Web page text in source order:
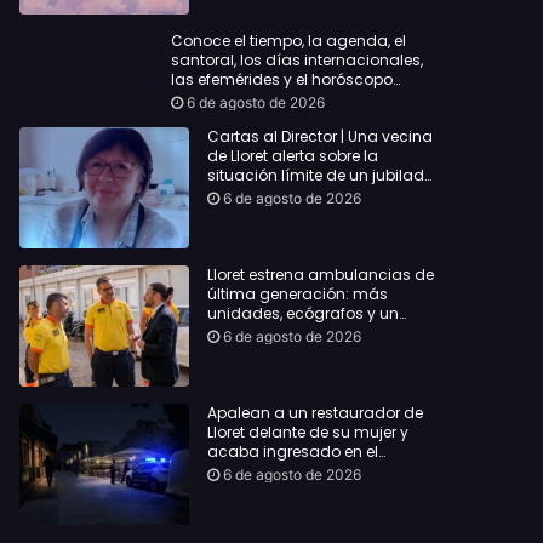
Conoce el tiempo, la agenda, el
santoral, los días internacionales,
las efemérides y el horóscopo…
6 de agosto de 2026
Cartas al Director | Una vecina
de Lloret alerta sobre la
situación límite de un jubilado
de 65 años y pide una
6 de agosto de 2026
Lloret estrena ambulancias de
última generación: más
unidades, ecógrafos y un
servicio reforzado las 24 horas
6 de agosto de 2026
Apalean a un restaurador de
Lloret delante de su mujer y
acaba ingresado en el
Hospital Vall d’Hebron
6 de agosto de 2026